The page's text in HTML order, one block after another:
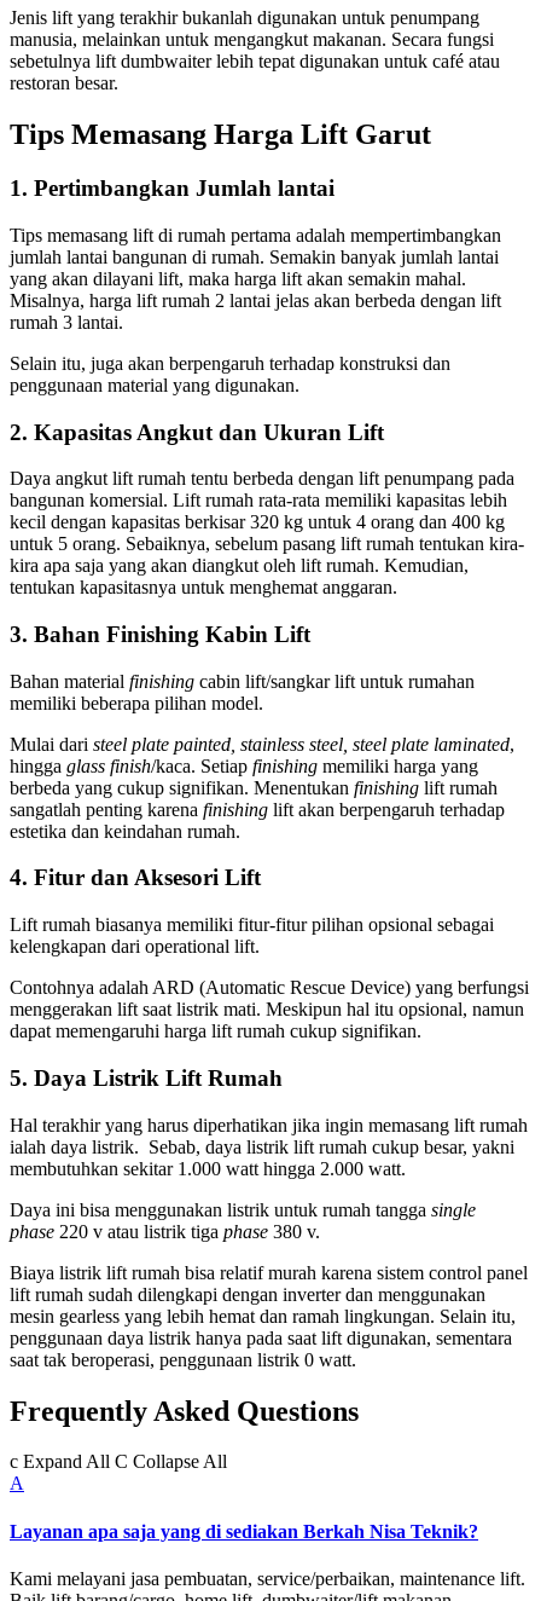
Jenis lift yang terakhir bukanlah digunakan untuk penumpang
manusia, melainkan untuk mengangkut makanan. Secara fungsi
sebetulnya lift dumbwaiter lebih tepat digunakan untuk café atau
restoran besar.
Tips Memasang Harga Lift Garut
1. Pertimbangkan Jumlah lantai
Tips memasang lift di rumah pertama adalah mempertimbangkan
jumlah lantai bangunan di rumah. Semakin banyak jumlah lantai
yang akan dilayani lift, maka harga lift akan semakin mahal.
Misalnya, harga lift rumah 2 lantai jelas akan berbeda dengan lift
rumah 3 lantai.
Selain itu, juga akan berpengaruh terhadap konstruksi dan
penggunaan material yang digunakan.
2. Kapasitas Angkut dan Ukuran Lift
Daya angkut lift rumah tentu berbeda dengan lift penumpang pada
bangunan komersial. Lift rumah rata-rata memiliki kapasitas lebih
kecil dengan kapasitas berkisar 320 kg untuk 4 orang dan 400 kg
untuk 5 orang. Sebaiknya, sebelum pasang lift rumah tentukan kira-
kira apa saja yang akan diangkut oleh lift rumah. Kemudian,
tentukan kapasitasnya untuk menghemat anggaran.
3. Bahan Finishing Kabin Lift
Bahan material finishing cabin lift/sangkar lift untuk rumahan
memiliki beberapa pilihan model.
Mulai dari steel plate painted, stainless steel, steel plate laminated,
hingga glass finish/kaca. Setiap finishing memiliki harga yang
berbeda yang cukup signifikan. Menentukan finishing lift rumah
sangatlah penting karena finishing lift akan berpengaruh terhadap
estetika dan keindahan rumah.
4. Fitur dan Aksesori Lift
Lift rumah biasanya memiliki fitur-fitur pilihan opsional sebagai
kelengkapan dari operational lift.
Contohnya adalah ARD (Automatic Rescue Device) yang berfungsi
menggerakan lift saat listrik mati. Meskipun hal itu opsional, namun
dapat memengaruhi harga lift rumah cukup signifikan.
5. Daya Listrik Lift Rumah
Hal terakhir yang harus diperhatikan jika ingin memasang lift rumah
ialah daya listrik. Sebab, daya listrik lift rumah cukup besar, yakni
membutuhkan sekitar 1.000 watt hingga 2.000 watt.
Daya ini bisa menggunakan listrik untuk rumah tangga single
phase 220 v atau listrik tiga phase 380 v.
Biaya listrik lift rumah bisa relatif murah karena sistem control panel
lift rumah sudah dilengkapi dengan inverter dan menggunakan
mesin gearless yang lebih hemat dan ramah lingkungan. Selain itu,
penggunaan daya listrik hanya pada saat lift digunakan, sementara
saat tak beroperasi, penggunaan listrik 0 watt.
Frequently Asked Questions
c Expand All C Collapse All
A
Layanan apa saja yang di sediakan Berkah Nisa Teknik?
Kami melayani jasa pembuatan, service/perbaikan, maintenance lift.